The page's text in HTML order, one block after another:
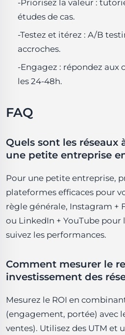
-Priorisez la valeur :
études de cas.
-Testez et itérez : A/B
accroches.
-Engagez : répondez aux
les 24-48h.
FAQ
Quels sont les
une petite entreprise
Pour une petite entreprise,
plateformes efficaces pour
règle générale, Instagram +
ou LinkedIn + YouTube pour
suivez les performances.
Comment mesurer le
investissement des
Mesurez le ROI en
(engagement, portée) avec
ventes). Utilisez des UTM et